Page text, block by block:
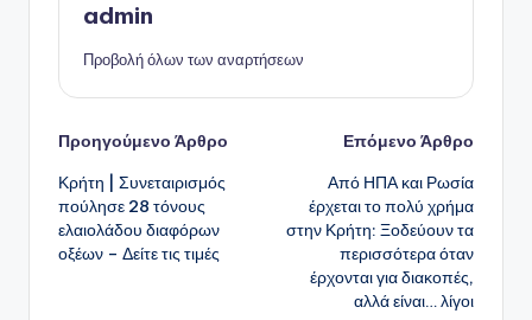
admin
Προβολή όλων των αναρτήσεων
Πλοήγηση
δημοσιεύσεων
Προηγούμενο Άρθρο
Κρήτη | Συνεταιρισμός
πούλησε 28 τόνους
ελαιολάδου διαφόρων
οξέων – Δείτε τις τιμές
Επόμενο Άρθρο
Από ΗΠΑ και Ρωσία
έρχεται το πολύ χρήμα
στην Κρήτη: Ξοδεύουν τα
περισσότερα όταν
έρχονται για διακοπές,
αλλά είναι… λίγοι